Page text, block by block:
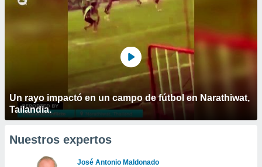
Un rayo impactó en un campo de fútbol en Narathiwat,
Tailandia.
Nuestros expertos
José Antonio Maldonado